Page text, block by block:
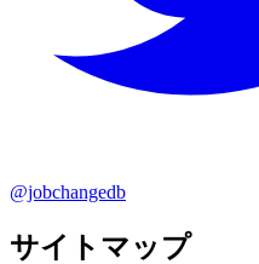
@jobchangedb
サイトマップ